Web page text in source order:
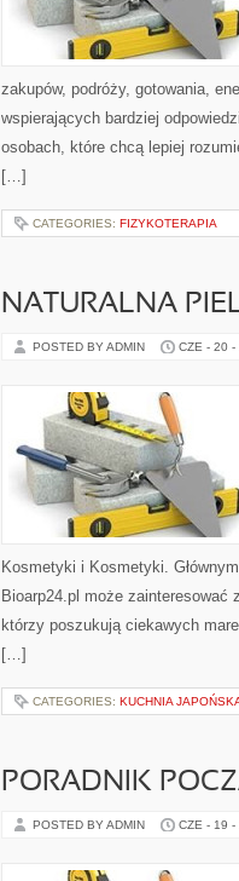
zakupów, podróży, gotowania,
wspierających bardziej
osobach, które chcą lepiej
[…]
CATEGORIES: FIZYKOTERAPIA
NATURALNA
POSTED BY ADMIN CZE - 20 -
Kosmetyki i Kosmetyki.
Bioarp24.pl może zainteresować
którzy poszukują ciekawych
[…]
CATEGORIES: KUCHNIA
PORADNIK
POSTED BY ADMIN CZE - 19 -